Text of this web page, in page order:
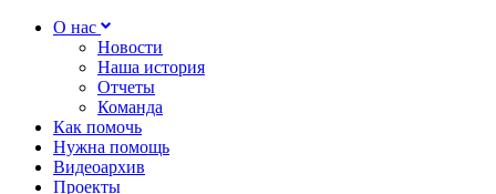
О нас
Новости
Наша история
Отчеты
Команда
Как помочь
Нужна помощь
Видеоархив
Проекты